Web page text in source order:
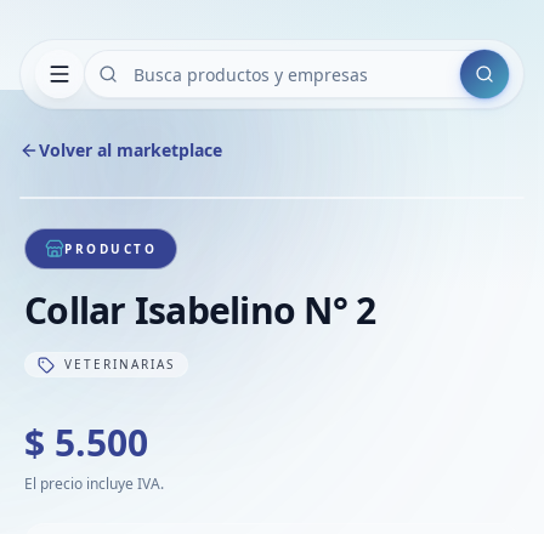
Buscar
Volver al marketplace
1/1
PRODUCTO
Collar Isabelino N° 2
VETERINARIAS
$ 5.500
El precio incluye IVA.